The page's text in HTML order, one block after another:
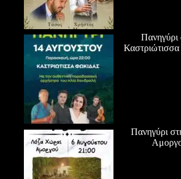
Πανηγύρι
Πανηγύρι